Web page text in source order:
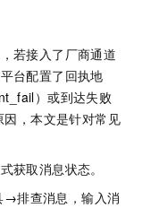
若接入了厂商通道
台配置了回执地
）或到达失败
因，本文是针对常见
获取消息状态。
→排查消息，输入消